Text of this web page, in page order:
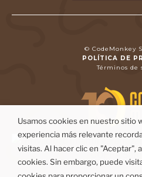
© CodeMonkey
POLÍTICA DE
Términos de
Usamos cookies en nuestro sitio
experiencia más relevante
visitas. Al hacer clic en "Aceptar",
cookies. Sin embargo, puede